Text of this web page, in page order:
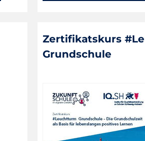
Zertifikatskurs
Grundschule